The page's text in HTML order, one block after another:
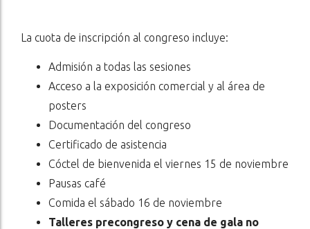
La cuota de inscripción al congreso incluye:
Admisión a todas las sesiones
Acceso a la exposición comercial y al área de
posters
Documentación del congreso
Certificado de asistencia
Cóctel de bienvenida el viernes 15 de noviembre
Pausas café
Comida el sábado 16 de noviembre
Talleres precongreso y cena de gala no